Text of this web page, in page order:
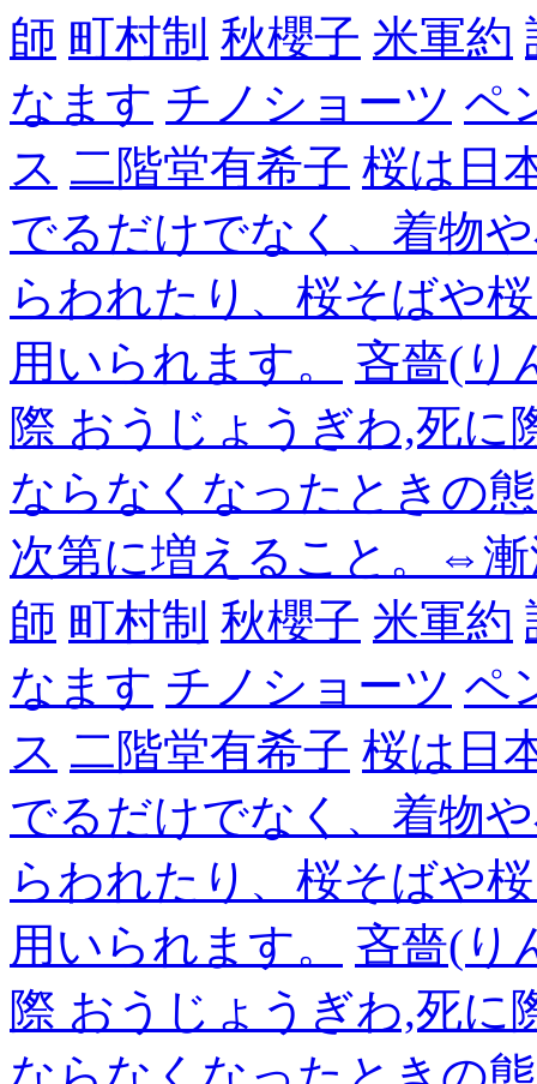
師 町村制 秋櫻子 米軍約
なます チノショーツ ペ
ス 二階堂有希子 桜は日
でるだけでなく、着物
らわれたり、桜そばや
用いられます。
吝嗇(り
際 おうじょうぎわ,死に
ならなくなったときの
次第に増えること。⇔
師 町村制 秋櫻子 米軍約
なます チノショーツ ペ
ス 二階堂有希子 桜は日
でるだけでなく、着物
らわれたり、桜そばや
用いられます。
吝嗇(り
際 おうじょうぎわ,死に